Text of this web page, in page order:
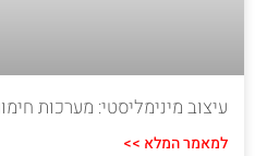
עיצוב מינימליסטי: מערכות
למאמר המלא >>